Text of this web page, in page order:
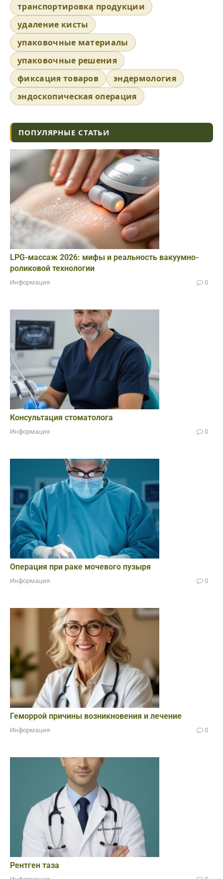
транспортировка продукции
удаление кисты
упаковочные материалы
упаковочные решения
фиксация товаров
эндермология
эндоскопическая операция
ПОПУЛЯРНЫЕ СТАТЬИ
LPG-массаж 2026: мифы и реальность вакуумно-
роликовой технологии
Информация 0
Консультация стоматолога
Информация 0
Операция при раке мочевого пузыря
Информация 0
Геморрой причины возникновения и лечение
Информация 0
Рентген таза